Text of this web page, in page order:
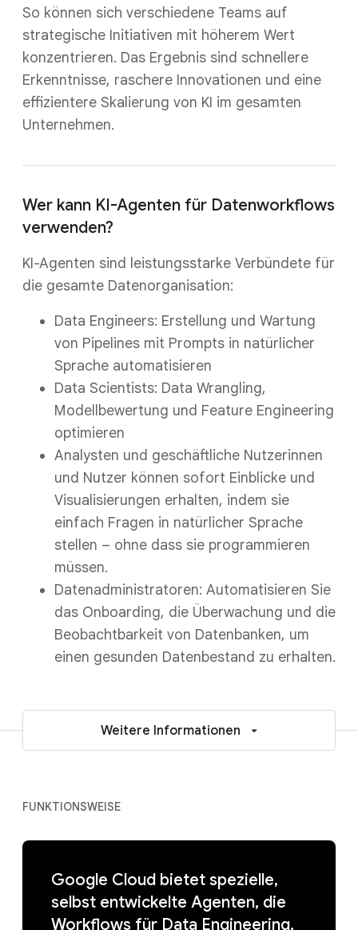
So können sich verschiedene Teams auf
strategische Initiativen mit höherem Wert
konzentrieren. Das Ergebnis sind schnellere
Erkenntnisse, raschere Innovationen und eine
effizientere Skalierung von KI im gesamten
Unternehmen.
Wer kann KI-Agenten für Datenworkflows
verwenden?
KI-Agenten sind leistungsstarke Verbündete für
die gesamte Datenorganisation:
Data Engineers: Erstellung und Wartung
von Pipelines mit Prompts in natürlicher
Sprache automatisieren
Data Scientists: Data Wrangling,
Modellbewertung und Feature Engineering
optimieren
Analysten und geschäftliche Nutzerinnen
und Nutzer können sofort Einblicke und
Visualisierungen erhalten, indem sie
einfach Fragen in natürlicher Sprache
stellen – ohne dass sie programmieren
müssen.
Datenadministratoren: Automatisieren Sie
das Onboarding, die Überwachung und die
Beobachtbarkeit von Datenbanken, um
einen gesunden Datenbestand zu erhalten.
Weitere Informationen
FUNKTIONSWEISE
Google Cloud bietet spezielle,
selbst entwickelte Agenten, die
Workflows für Data Engineering,